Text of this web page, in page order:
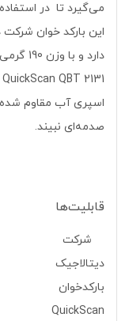
می‌گیرد تا در
دارد و
صدمه‌ای نبیند.
قابلیت‌ها
شرکت
دیتالاجیک
بارکدخوان
QuickScan